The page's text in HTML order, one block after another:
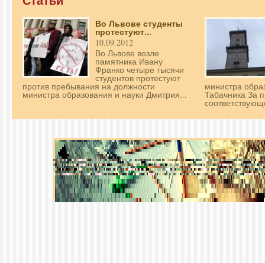
Во Львове студенты
протестуют...
10.09.2012
Во Львове возле
памятника Ивану
Франко четыре тысячи
студентов протестуют
против пребывания на должности
министра образования и науки Дмитрия...
министра
Табачника За